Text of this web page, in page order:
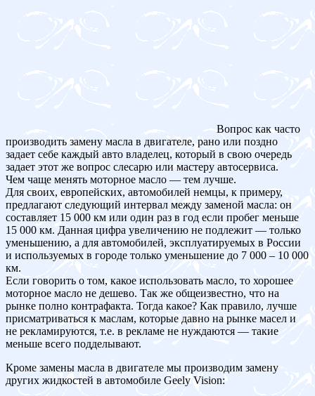
Вопрос как часто
производить замену масла в двигателе, рано или поздно
задает себе каждый авто владелец, который в свою очередь
задает этот же вопрос слесарю или мастеру автосервиса.
Чем чаще менять моторное масло — тем лучше.
Для своих, европейских, автомобилей немцы, к примеру,
предлагают следующий интервал между заменой масла: он
составляет 15 000 км или один раз в год если пробег меньше
15 000 км. Данная цифра увеличению не подлежит — только
уменьшению, а для автомобилей, эксплуатируемых в России
и используемых в городе только уменьшение до 7 000 – 10 000
км.
Если говорить о том, какое использовать масло, то хорошее
моторное масло не дешево. Так же общеизвестно, что на
рынке полно контрафакта. Тогда какое? Как правило, лучше
присматриваться к маслам, которые давно на рынке масел и
не рекламируются, т.е. в рекламе не нуждаются — такие
меньше всего подделывают.
Кроме замены масла в двигателе мы производим замену
других жидкостей в автомобиле Geely Vision: